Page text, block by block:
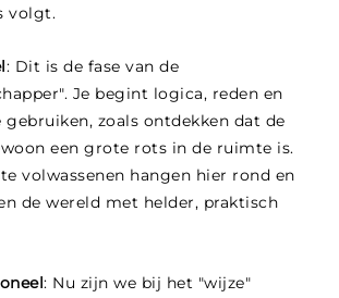
volgt.
: Dit is de fase van de
Je begint logica, reden en
gebruiken, zoals ontdekken dat de
een grote rots in de ruimte is.
volwassenen hangen hier rond en
de wereld met helder, praktisch
: Nu zijn we bij het "wijze"